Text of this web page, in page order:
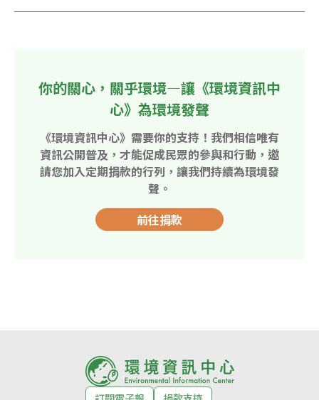
你的關心，關乎環境—讓《環境資訊中
心》為環境發聲
《環境資訊中心》需要你的支持！我們相信唯有
資訊公開普及，才能促成民眾的參與和行動，邀
請您加入定期捐款的行列，讓我們持續為環境發
聲。
前往捐款